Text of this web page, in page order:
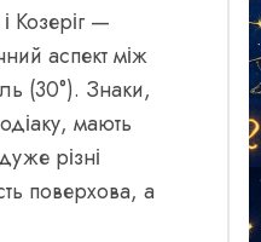
Козеріг —
аспект між
(30°). Знаки,
мають
різні
поверхова, а